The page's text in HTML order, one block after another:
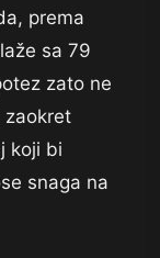
prema
sa 79
zato ne
zaokret
koji bi
snaga na